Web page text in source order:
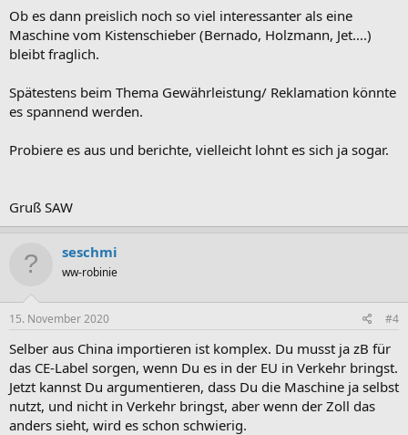
Ob es dann preislich noch so viel interessanter als eine
Maschine vom Kistenschieber (Bernado, Holzmann, Jet....)
bleibt fraglich.
Spätestens beim Thema Gewährleistung/ Reklamation könnte
es spannend werden.
Probiere es aus und berichte, vielleicht lohnt es sich ja sogar.
Gruß SAW
seschmi
ww-robinie
15. November 2020 #4
Selber aus China importieren ist komplex. Du musst ja zB für
das CE-Label sorgen, wenn Du es in der EU in Verkehr bringst.
Jetzt kannst Du argumentieren, dass Du die Maschine ja selbst
nutzt, und nicht in Verkehr bringst, aber wenn der Zoll das
anders sieht, wird es schon schwierig.